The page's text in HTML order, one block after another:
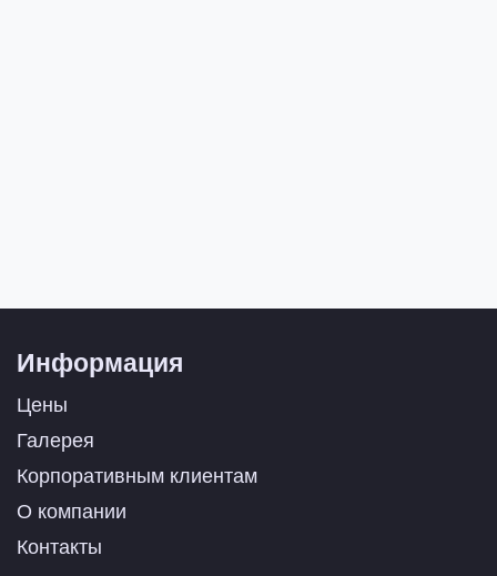
Информация
Цены
Галерея
Корпоративным клиентам
О компании
Контакты